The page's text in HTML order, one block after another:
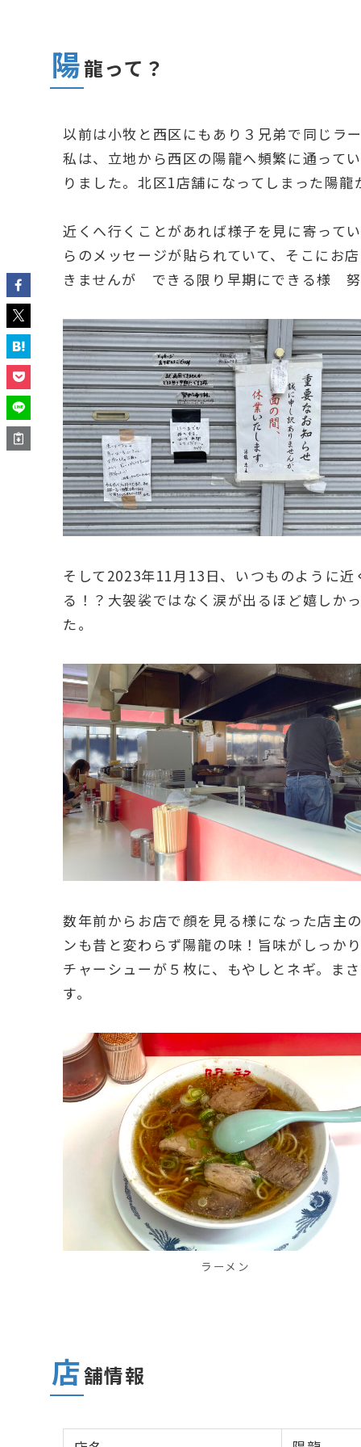
陽龍って？
以前は小牧と西区にもあり３兄弟で同じラ
私は、立地から西区の陽龍へ頻繁に通って
りました。北区1店舗になってしまった陽
近くへ行くことがあれば様子を見に寄って
らのメッセージが貼られていて、そこに
きませんが できる限り早期にできる様
そして2023年11月13日、いつものように
る！？大袈裟ではなく涙が出るほど嬉しか
た。
数年前からお店で顔を見る様になった店主
ンも昔と変わらず陽龍の味！旨味がしっか
チャーシューが５枚に、もやしとネギ。ま
す。
ラーメン
店舗情報